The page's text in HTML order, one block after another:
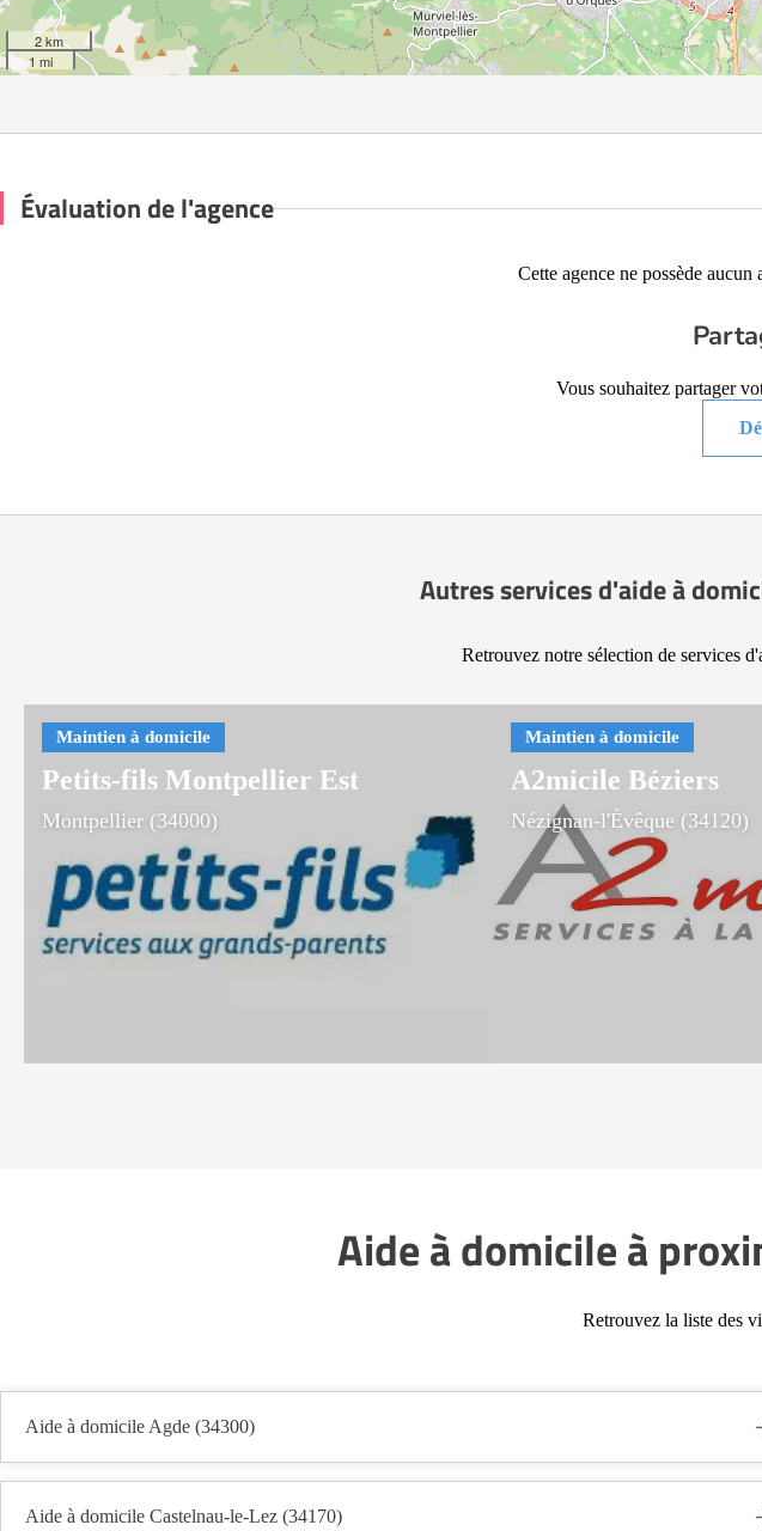
2 km
1 mi
Évaluation de l'agence
Cette agence ne possède
Vous souhaitez partager
Autres services d'aide à
Retrouvez notre sélection de services
Petits-fils Montpellier Est
Montpellier (34000)
A2micile Béziers
Nézignan-l'Évêque (34120)
Aide à domicile à
Retrouvez la liste des
Aide à domicile Agde (34300)
Aide à domicile Castelnau-le-Lez (34170)